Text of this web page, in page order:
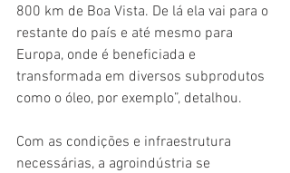
800 km de Boa Vista. De lá ela vai para o
restante do país e até mesmo para
Europa, onde é beneficiada e
transformada em diversos subprodutos
como o óleo, por exemplo”, detalhou.
Com as condições e infraestrutura
necessárias, a agroindústria se